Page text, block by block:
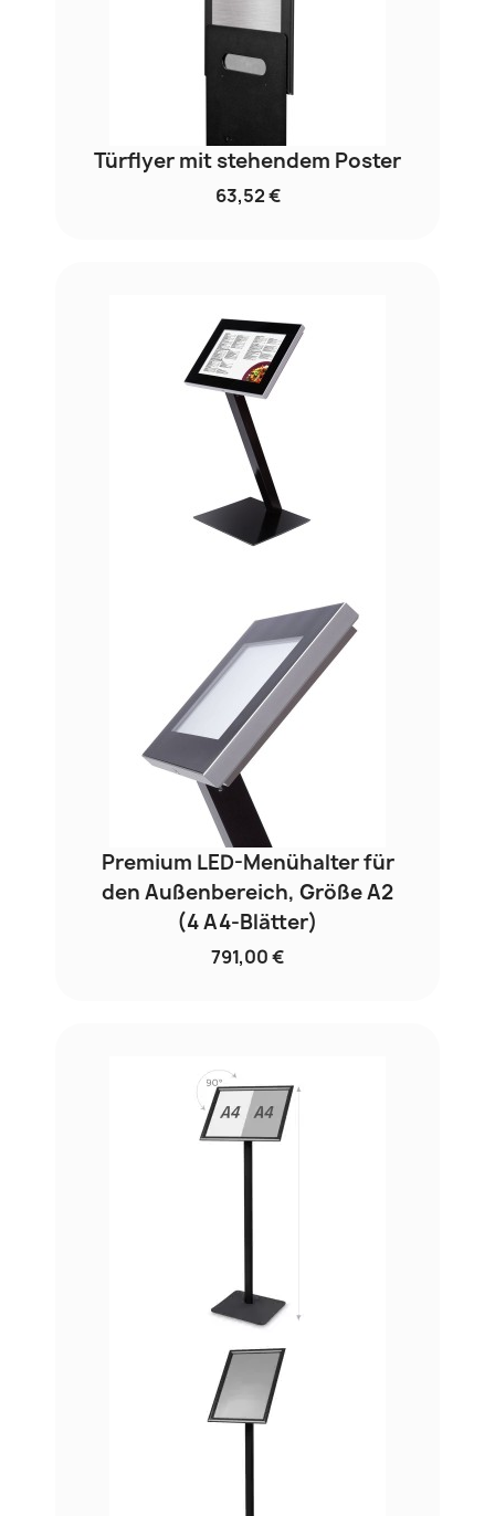
Türflyer mit stehendem Poster
63,52 €
Premium LED-Menühalter für
den Außenbereich, Größe A2
(4 A4-Blätter)
791,00 €